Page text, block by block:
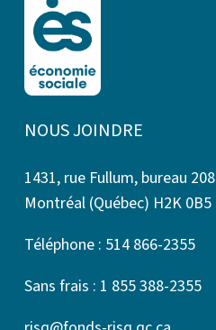
NOUS JOINDRE
1431, rue Fullum, bureau 208
Montréal (Québec) H2K 0B5
Téléphone : 514 866-2355
Sans frais : 1 855 388-2355